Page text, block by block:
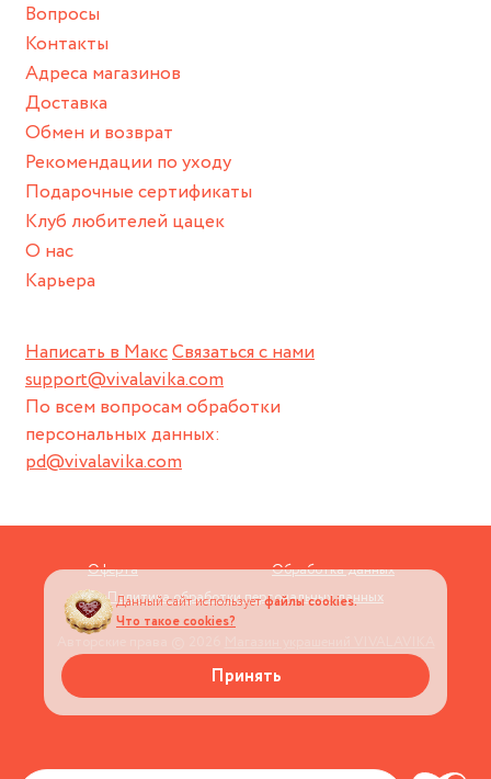
Написать в МаксСвязаться с нами
support@vivalavika.com
По всем вопросам обработки
персональных данных:
pd@vivalavika.com
Вопросы
Контакты
Адреса магазинов
Доставка
Обмен и возврат
Рекомендации по уходу
Подарочные сертификаты
Клуб любителей цацек
О нас
Карьера
Оферта
Обработка данных
Политика обработки персональных данных
Данный сайт используетфайлы cookies.
Что такое cookies?
Принять